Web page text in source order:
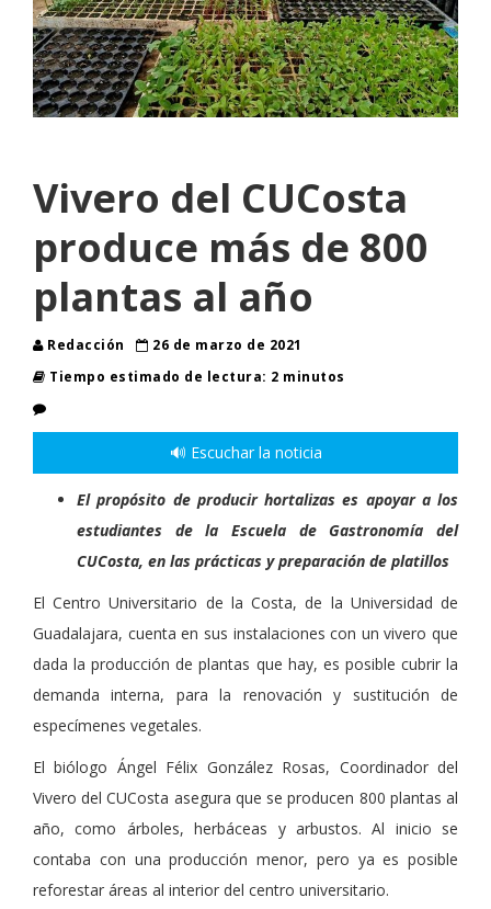
Vivero del CUCosta
produce más de 800
plantas al año
Redacción
26 de marzo de 2021
Tiempo estimado de lectura: 2 minutos
🔊 Escuchar la noticia
El propósito de producir hortalizas es apoyar a los
estudiantes de la Escuela de Gastronomía del
CUCosta, en las prácticas y preparación de platillos
El Centro Universitario de la Costa, de la Universidad de
Guadalajara, cuenta en sus instalaciones con un vivero que
dada la producción de plantas que hay, es posible cubrir la
demanda interna, para la renovación y sustitución de
especímenes vegetales.
El biólogo Ángel Félix González Rosas, Coordinador del
Vivero del CUCosta asegura que se producen 800 plantas al
año, como árboles, herbáceas y arbustos. Al inicio se
contaba con una producción menor, pero ya es posible
reforestar áreas al interior del centro universitario.